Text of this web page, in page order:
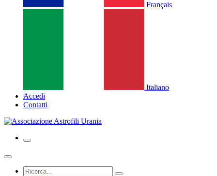
Français
Italiano
Accedi
Contatti